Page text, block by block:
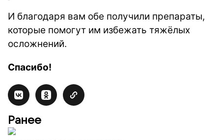
И благодаря вам обе получили препараты,
которые помогут им избежать тяжёлых
осложнений.
Спасибо!
Ранее